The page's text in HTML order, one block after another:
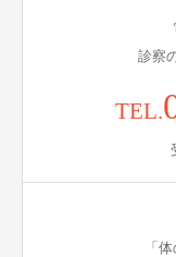
診察
TEL.
「